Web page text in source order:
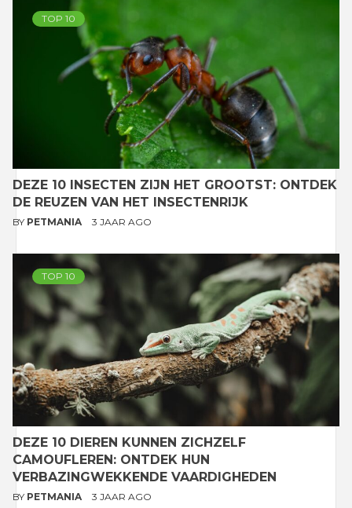
TOP 10
DEZE 10 INSECTEN ZIJN HET GROOTST: ONTDEK
DE REUZEN VAN HET INSECTENRIJK
BY PETMANIA 3 JAAR AGO
TOP 10
DEZE 10 DIEREN KUNNEN ZICHZELF
CAMOUFLEREN: ONTDEK HUN
VERBAZINGWEKKENDE VAARDIGHEDEN
BY PETMANIA 3 JAAR AGO